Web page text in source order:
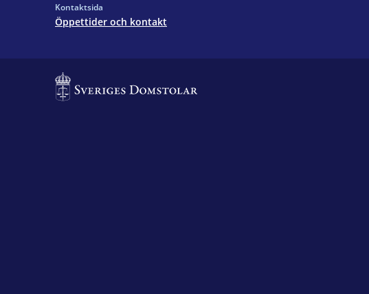
Kontaktsida
Öppettider och kontakt